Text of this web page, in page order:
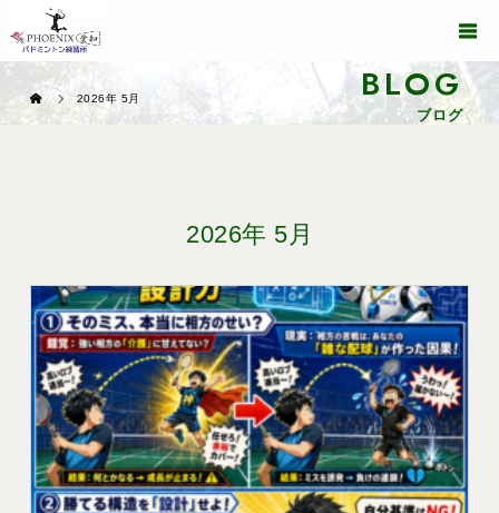
BLOG
ブログ
2026年 5月
2026年 5月